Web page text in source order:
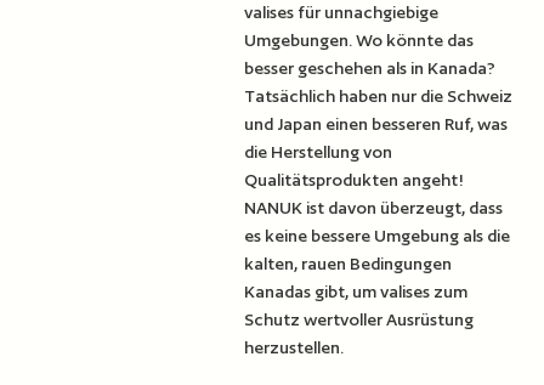
valises für unnachgiebige
Umgebungen. Wo könnte das
besser geschehen als in Kanada?
Tatsächlich haben nur die Schweiz
und Japan einen besseren Ruf, was
die Herstellung von
Qualitätsprodukten angeht!
NANUK ist davon überzeugt, dass
es keine bessere Umgebung als die
kalten, rauen Bedingungen
Kanadas gibt, um valises zum
Schutz wertvoller Ausrüstung
herzustellen.